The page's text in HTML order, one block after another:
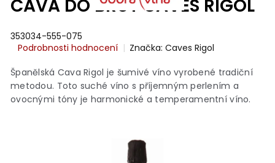
CAVA DO BRUT CAVES RIGOL
353034-555-075
Průměrné
produktu
je
z
Podrobnosti hodnocení Značka:Caves Rigol
Španělská Cava Rigol je šumivé víno vyrobené tradiční
metodou. Toto suché víno s příjemným perlením a
ovocnými tóny je harmonické a temperamentní víno.